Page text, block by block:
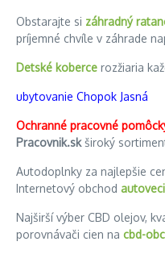
Obstarajte si záhradný
príjemné chvíle v záhrade
Detské koberce rozžiaria
ubytovanie Chopok Jasná
Ochranné pracovné
Pracovnik.skširoký
Autodoplnky za najlepšie
Internetový obchod
Najširší výber CBD olejov,
porovnávači cien na cbd-